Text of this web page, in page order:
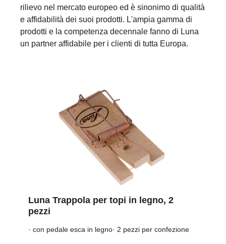
rilievo nel mercato europeo ed è sinonimo di qualità
e affidabilità dei suoi prodotti. L'ampia gamma di
prodotti e la competenza decennale fanno di Luna
un partner affidabile per i clienti di tutta Europa.
Luna Trappola per topi in legno, 2
pezzi
· con pedale esca in legno· 2 pezzi per confezione